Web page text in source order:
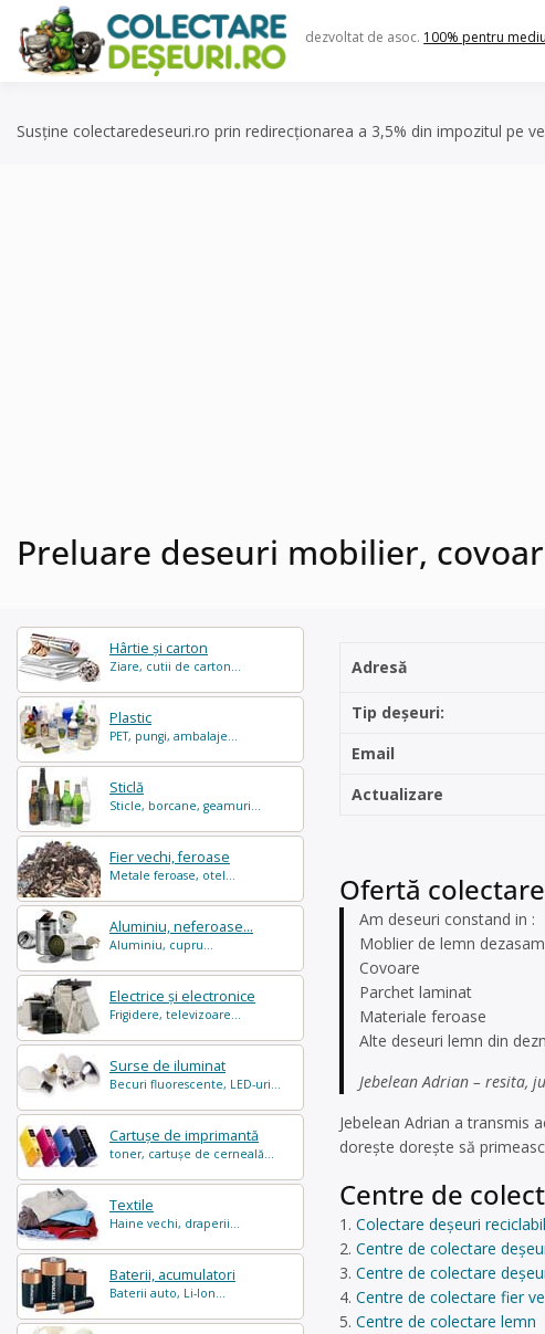
content
dezvoltat de asoc. 100% pentru mediu
Susține colectaredeseuri.ro prin redirecționarea a 3,5% din impozitul pe
Preluare deseuri mobilier,
Hârtie și carton
Ziare, cutii de carton...
Plastic
PET, pungi, ambalaje...
Sticlă
Sticle, borcane, geamuri...
Fier vechi, feroase
Metale feroase, otel...
Aluminiu, neferoase...
Aluminiu, cupru...
Electrice și electronice
Frigidere, televizoare...
Surse de iluminat
Becuri fluorescente, LED-uri...
Cartușe de imprimantă
toner, cartușe de cerneală...
Textile
Haine vechi, draperii...
Baterii, acumulatori
Baterii auto, Li-Ion...
Adresă
Tip deșeuri:
Email
Actualizare
Ofertă
Am deseuri constand in :
Moblier de lemn
Covoare
Parchet laminat
Materiale feroase
Alte deseuri lemn din
Jebelean Adrian – resita,
Jebelean Adrian a transmis
dorește dorește să
Centre de
Colectare deșeuri
Centre de colectare
Centre de colectare
Centre de colectare fier
Centre de colectare lemn